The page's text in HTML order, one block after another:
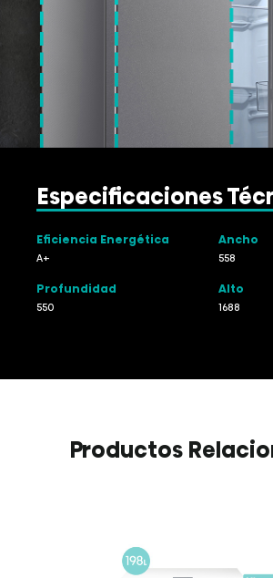
Especificaciones
Eficiencia Energética
A+
Ancho
558
Profundidad
550
Alto
1688
Productos